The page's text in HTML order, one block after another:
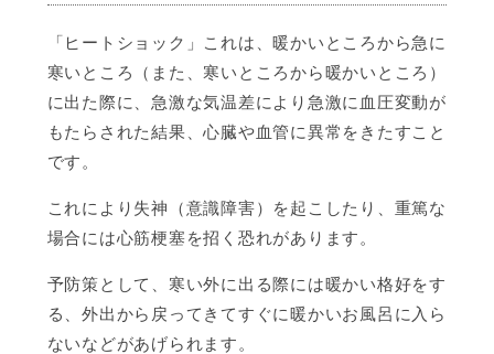
「ヒートショック」これは、暖かいところから急に
寒いところ（また、寒いところから暖かいところ）
に出た際に、急激な気温差により急激に血圧変動が
もたらされた結果、心臓や血管に異常をきたすこと
です。
これにより失神（意識障害）を起こしたり、重篤な
場合には心筋梗塞を招く恐れがあります。
予防策として、寒い外に出る際には暖かい格好をす
る、外出から戻ってきてすぐに暖かいお風呂に入ら
ないなどがあげられます。